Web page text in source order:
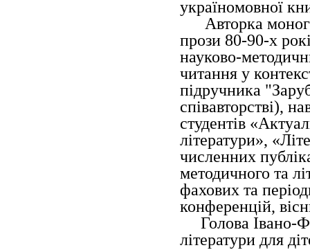
україномовної
Авторка
прози 80-90-х
науково-
читання у
підручника
співавторстві),
студентів
літератури»,
численних
методичного та
фахових та
конференцій,
Голова Івано-
літератури для